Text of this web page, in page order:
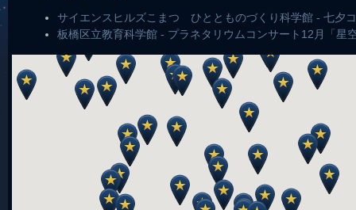
サイエンスヒルズこまつ ひととものづくり科学館 - 七夕
板橋区立教育科学館 - プラネタリウムコンサート12月「星